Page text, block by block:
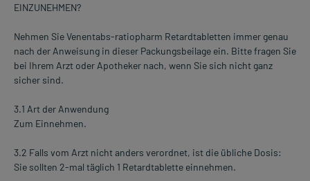
EINZUNEHMEN?
Nehmen Sie Venentabs-ratiopharm Retardtabletten immer genau
nach der Anweisung in dieser Packungsbeilage ein. Bitte fragen Sie
bei Ihrem Arzt oder Apotheker nach, wenn Sie sich nicht ganz
sicher sind.
3.1 Art der Anwendung
Zum Einnehmen.
3.2 Falls vom Arzt nicht anders verordnet, ist die übliche Dosis:
Sie sollten 2-mal täglich 1 Retardtablette einnehmen.